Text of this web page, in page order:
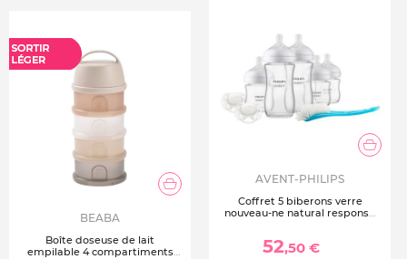
BEABA
Boîte doseuse de lait
empilable 4 compartiments
AVENT-PHILIPS
Coffret 5 biberons verre
nouveau-ne natural response
52,50 €